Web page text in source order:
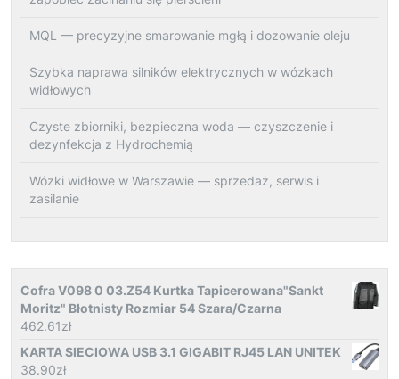
MQL — precyzyjne smarowanie mgłą i dozowanie oleju
Szybka naprawa silników elektrycznych w wózkach
widłowych
Czyste zbiorniki, bezpieczna woda — czyszczenie i
dezynfekcja z Hydrochemią
Wózki widłowe w Warszawie — sprzedaż, serwis i
zasilanie
Cofra V098 0 03.Z54 Kurtka Tapicerowana"Sankt
Moritz" Błotnisty Rozmiar 54 Szara/Czarna
462.61zł
KARTA SIECIOWA USB 3.1 GIGABIT RJ45 LAN UNITEK
38.90zł